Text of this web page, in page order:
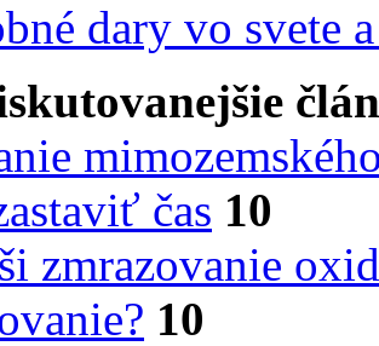
dary vo svete
čas 10
zmrazovanie
10